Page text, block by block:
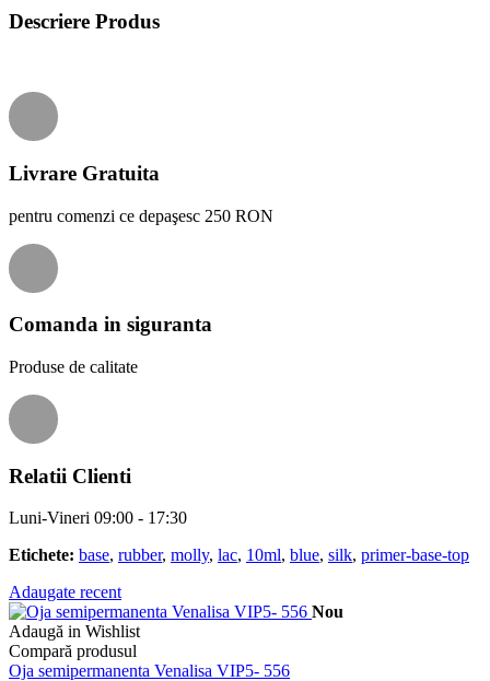
Descriere Produs
Livrare Gratuita
pentru comenzi ce depaşesc 250 RON
Comanda in siguranta
Produse de calitate
Relatii Clienti
Luni-Vineri 09:00 - 17:30
Etichete: base, rubber, molly, lac, 10ml, blue, silk, primer-base-top
Adaugate recent
Nou
Adaugă in Wishlist
Compară produsul
Oja semipermanenta Venalisa VIP5- 556